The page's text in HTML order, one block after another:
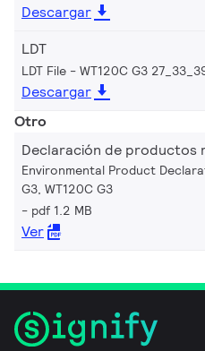
Descargar
LDT
LDT File - WT120C G3
Descargar
Otro
Declaración de productos
Environmental Product
G3, WT120C G3
pdf 1.2 MB
Ver